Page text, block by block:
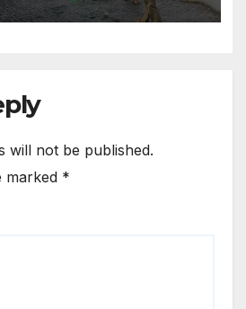
will not be published.
marked *